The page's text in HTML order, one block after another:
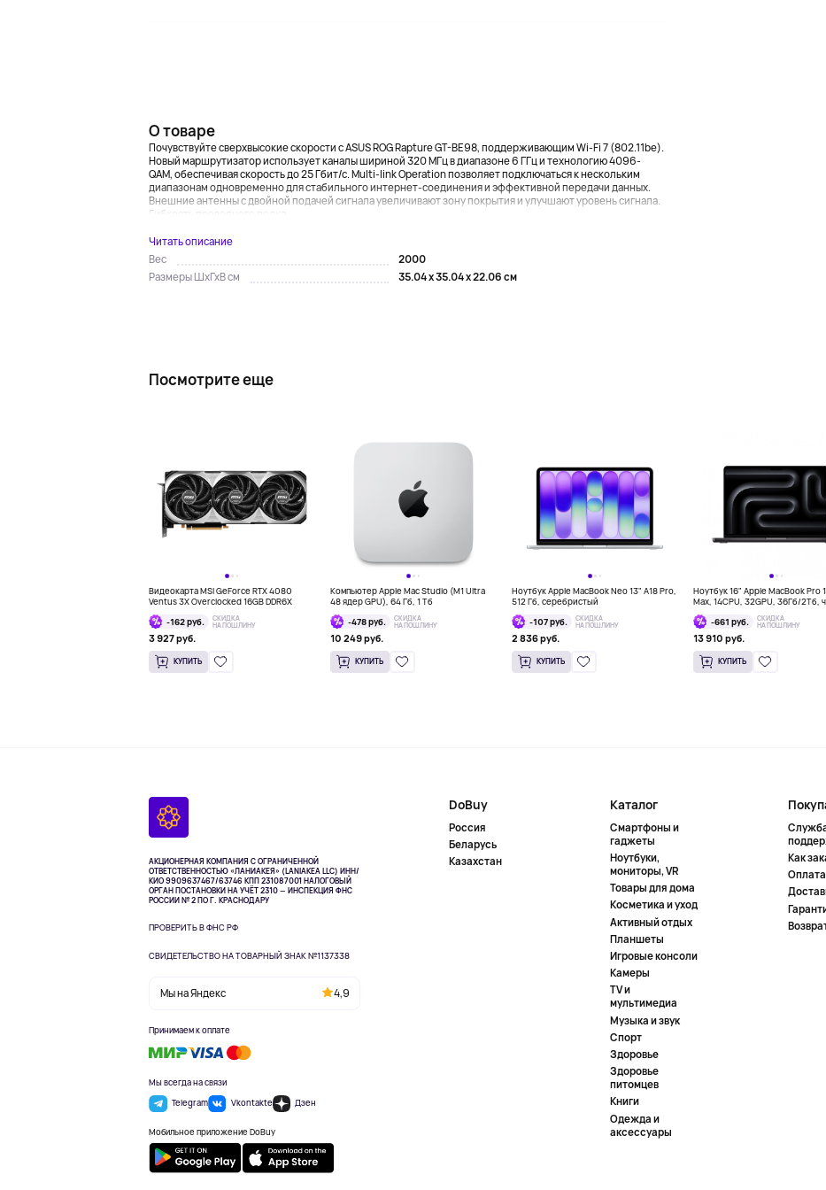
О товаре
Почувствуйте сверхвысокие скорости с ASUS ROG Rapture GT-BE98, поддерживающим Wi-Fi 7 (802.11be).
Новый маршрутизатор использует каналы шириной 320 МГц в диапазоне 6 ГГц и технологию 4096-
QAM, обеспечивая скорость до 25 Гбит/с. Multi-link Operation позволяет подключаться к нескольким
диапазонам одновременно для стабильного интернет-соединения и эффективной передачи данных.
Внешние антенны с двойной подачей сигнала увеличивают зону покрытия и улучшают уровень сигнала.
Гибкость проводного подкл...
Читать описание
Вес
2000
Размеры ШхГхВ см
35.04 x 35.04 x 22.06 см
Посмотрите еще
Видеокарта MSI GeForce RTX 4080
Ventus 3X Overclocked 16GB DDR6X
-162 руб.
СКИДКА
НА ПОШЛИНУ
3 927 руб.
КУПИТЬ
Компьютер Apple Mac Studio (M1 Ultra
48 ядер GPU), 64 Гб, 1 Тб
-478 руб.
СКИДКА
НА ПОШЛИНУ
10 249 руб.
КУПИТЬ
Ноутбук Apple MacBook Neo 13" A18 Pro,
512 Гб, серебристый
-107 руб.
СКИДКА
НА ПОШЛИНУ
2 836 руб.
КУПИТЬ
Ноутбук 16" Apple MacBook Pro
Max, 14CPU, 32GPU, 36Гб/2Тб,
космос
-661 руб.
СКИДКА
НА ПОШЛИНУ
13 910 руб.
КУПИТЬ
АКЦИОНЕРНАЯ КОМПАНИЯ С ОГРАНИЧЕННОЙ
ОТВЕТСТВЕННОСТЬЮ «ЛАНИАКЕЯ» (LANIAKEA LLC) ИНН/
КИО 9909637467/63746 КПП 231087001НАЛОГОВЫЙ
ОРГАН ПОСТАНОВКИ НА УЧЁТ 2310 — ИНСПЕКЦИЯ ФНС
РОССИИ № 2 ПО Г. КРАСНОДАРУ
ПРОВЕРИТЬ В ФНС РФ
СВИДЕТЕЛЬСТВО НА ТОВАРНЫЙ ЗНАК №1137338
Мы на Яндекс 4,9
Принимаем к оплате
Мы всегда на связи
Telegram
Vkontakte Дзен
Мобильное приложение DoBuy
DoBuy
Россия
Беларусь
Казахстан
Каталог
Смартфоны и
гаджеты
Ноутбуки,
мониторы, VR
Товары для дома
Косметика и уход
Активный отдых
Планшеты
Игровые консоли
Камеры
TV и
мультимедиа
Музыка и звук
Спорт
Здоровье
Здоровье
питомцев
Книги
Одежда и
аксессуары
Как
Оплата